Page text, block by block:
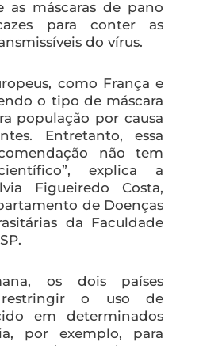
as máscaras de pano
para conter as
do vírus.
como França e
o tipo de máscara
população por causa
Entretanto, essa
não tem
explica a
Figueiredo Costa,
de Doenças
da Faculdade
os dois países
o uso de
em determinados
por exemplo, para